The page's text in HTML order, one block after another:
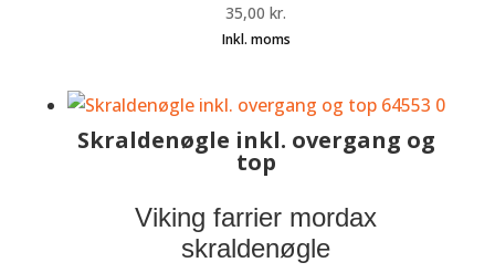
35,00kr.
Skraldenøgle inkl. overgang og
top
Viking farrier mordax
skraldenøgle